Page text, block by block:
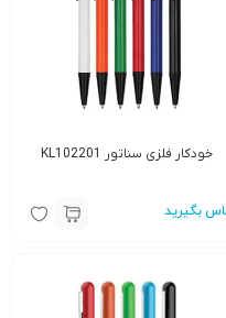
خودکار فلزی سناتور KL102201
بگیرید